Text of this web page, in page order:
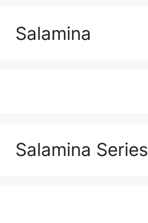
Salamina
Salamina Series